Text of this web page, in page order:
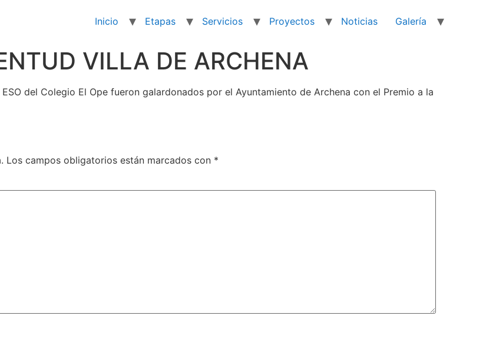
Inicio Etapas Servicios Proyectos Noticias Galería
VILLA DE ARCHENA
del Colegio El Ope fueron galardonados por el Ayuntamiento de Archena con el Premio a la
Los campos obligatorios están marcados con *